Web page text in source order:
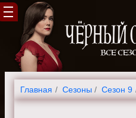
Главная Cезоны Сезон 9